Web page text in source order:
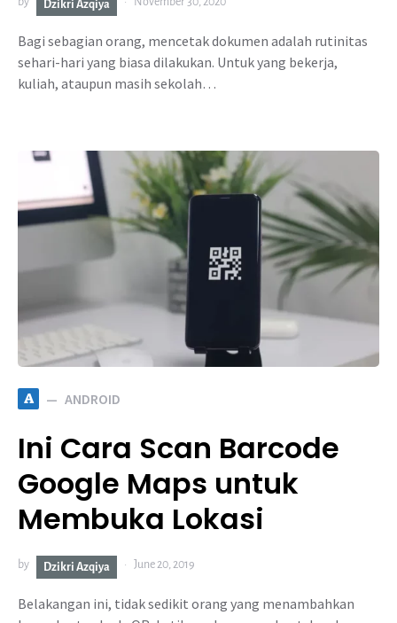
Dzikri Azqiya
Bagi sebagian orang, mencetak dokumen adalah rutinitas
sehari-hari yang biasa dilakukan. Untuk yang bekerja,
kuliah, ataupun masih sekolah…
A ANDROID
Ini Cara Scan Barcode
Google Maps untuk
Membuka Lokasi
by Dzikri Azqiya June 20, 2019
Belakangan ini, tidak sedikit orang yang menambahkan